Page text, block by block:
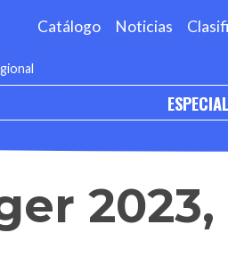
Catálogo Noticias